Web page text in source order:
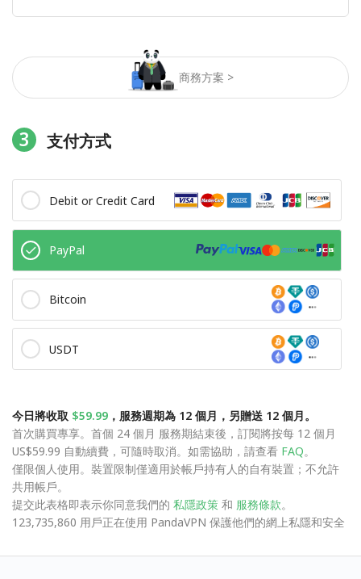
商務方案 >
3 支付方式
Debit or Credit Card
PayPal
Bitcoin
USDT
今日將收取 $59.99 ，服務週期為 12 個月，另贈送 12 個月。
首次購買專享。首個 24 個月 服務期結束後，訂閱將按每 12 個月
US$59.99 自動續費，可隨時取消。如需協助，請查看 FAQ。
僅限個人使用。裝置限制僅適用於帳戶持有人的自有裝置；不允許
共用帳戶。
提交此表格即表示你同意我們的 私隱政策 和 服務條款。
123,735,860 用戶正在使用 PandaVPN 保護他們的網上私隱和安全